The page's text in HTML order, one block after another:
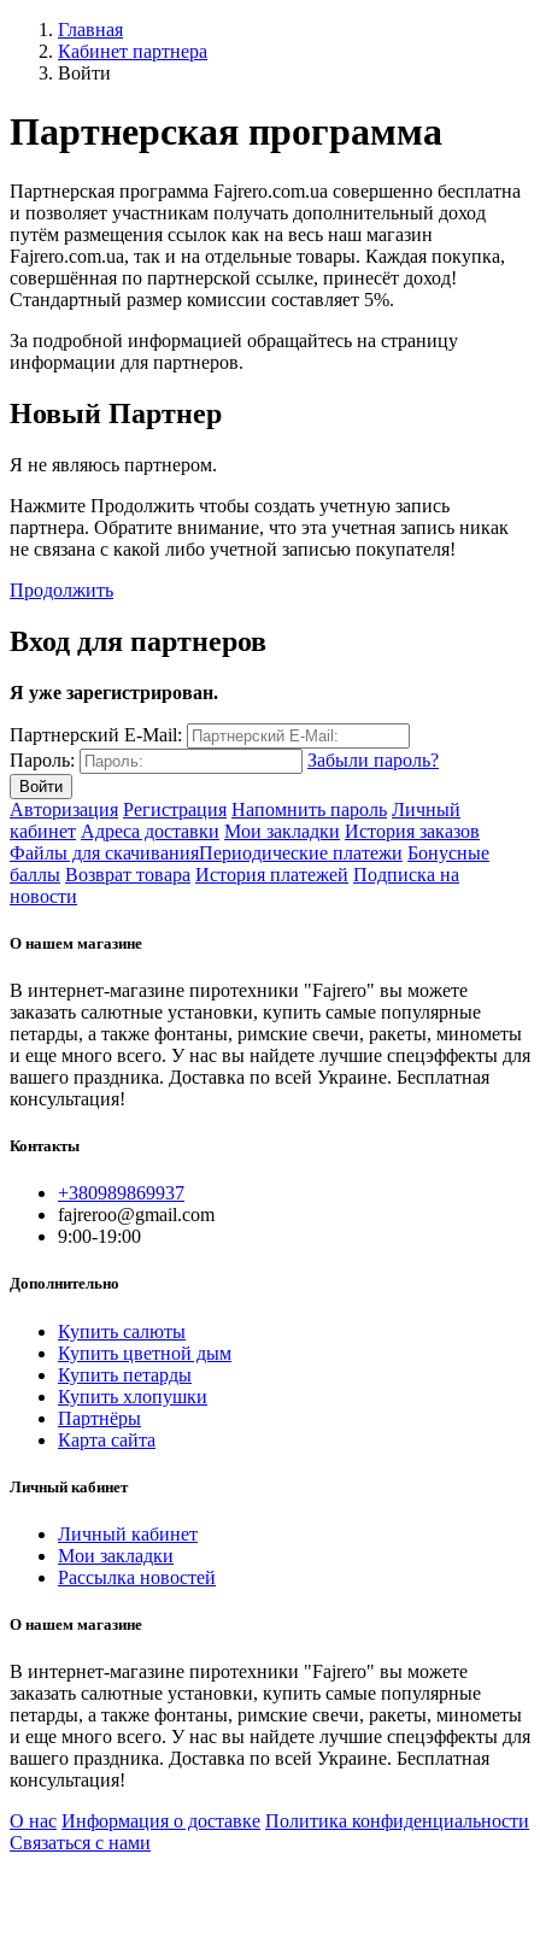
Главная
Кабинет партнера
Войти
Партнерская программа
Партнерская программа Fajrero.com.ua совершенно бесплатна
и позволяет участникам получать дополнительный доход
путём размещения ссылок как на весь наш магазин
Fajrero.com.ua, так и на отдельные товары. Каждая покупка,
совершённая по партнерской ссылке, принесёт доход!
Стандартный размер комиссии составляет 5%.
За подробной информацией обращайтесь на страницу
информации для партнеров.
Новый Партнер
Я не являюсь партнером.
Нажмите Продолжить чтобы создать учетную запись
партнера. Обратите внимание, что эта учетная запись никак
не связана с какой либо учетной записью покупателя!
Продолжить
Вход для партнеров
Я уже зарегистрирован.
Партнерский E-Mail:
Пароль:
Забыли пароль?
Авторизация Регистрация Напомнить пароль Личный
кабинет Адреса доставки Мои закладки История заказов
Файлы для скачиванияПериодические платежи Бонусные
баллы Возврат товара История платежей Подписка на
новости
О нашем магазине
В интернет-магазине пиротехники "Fajrero" вы можете
заказать салютные установки, купить самые популярные
петарды, а также фонтаны, римские свечи, ракеты, минометы
и еще много всего. У нас вы найдете лучшие спецэффекты для
вашего праздника. Доставка по всей Украине. Бесплатная
консультация!
Контакты
+380989869937
fajreroo@gmail.com
9:00-19:00
Дополнительно
Купить салюты
Купить цветной дым
Купить петарды
Купить хлопушки
Партнёры
Карта сайта
Личный кабинет
Личный кабинет
Мои закладки
Рассылка новостей
О нашем магазине
В интернет-магазине пиротехники "Fajrero" вы можете
заказать салютные установки, купить самые популярные
петарды, а также фонтаны, римские свечи, ракеты, минометы
и еще много всего. У нас вы найдете лучшие спецэффекты для
вашего праздника. Доставка по всей Украине. Бесплатная
консультация!
О нас Информация о доставке Политика конфиденциальности
Связаться с нами